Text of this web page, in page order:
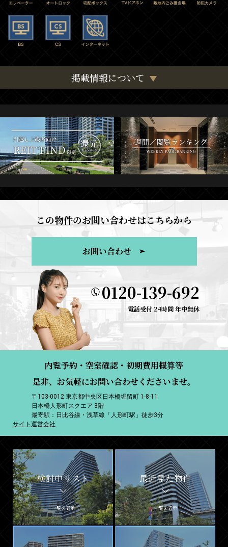
掲載情報について
この物件のお問い合わせはこちらから
お問い合わせ
0120-139-692
電話受付 24時間 年中無休
内覧予約・空室確認・初期費用概算等
是非、お気軽にお問い合わせくださいませ。
〒103-0012 東京都中央区日本橋堀留町 1-8-11
日本橋人形町スクエア 3階
最寄駅：日比谷線・浅草線「人形町駅」徒歩3分
サイト運営会社
検討中リスト
一覧を表示
最近見た物件
一覧を表示